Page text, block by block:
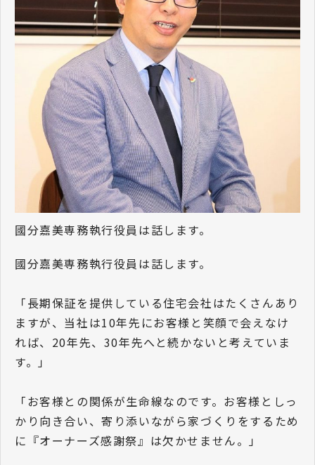
國分嘉美専務執行役員は話します。
國分嘉美専務執行役員は話します。
「長期保証を提供している住宅会社はたくさんあり
ますが、当社は10年先にお客様と笑顔で会えなけ
れば、20年先、30年先へと続かないと考えていま
す。」
「お客様との関係が生命線なのです。お客様としっ
かり向き合い、寄り添いながら家づくりをするため
に『オーナーズ感謝祭』は欠かせません。」